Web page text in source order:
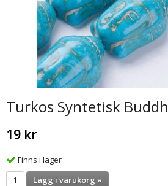
Turkos Syntetisk
19 kr
Finns i lager
Lägg i varukorg »